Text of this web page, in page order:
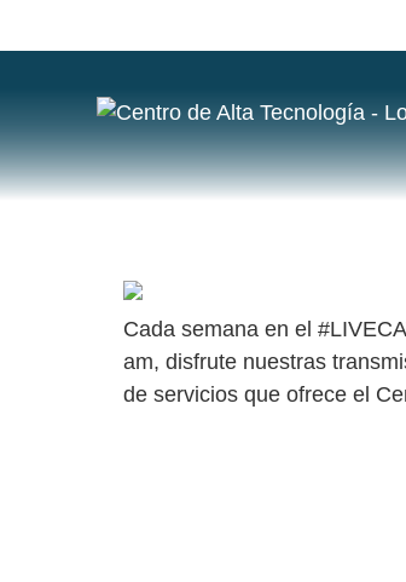
Cada semana en el
am, disfrute nuestras
de servicios que ofrece el